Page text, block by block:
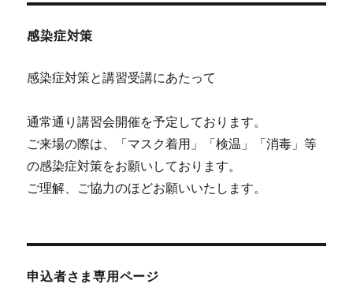
感染症対策
感染症対策と講習受講にあたって
通常通り講習会開催を予定しております。
ご来場の際は、「マスク着用」「検温」「消毒」等
の感染症対策をお願いしております。
ご理解、ご協力のほどお願いいたします。
申込者さま専用ページ